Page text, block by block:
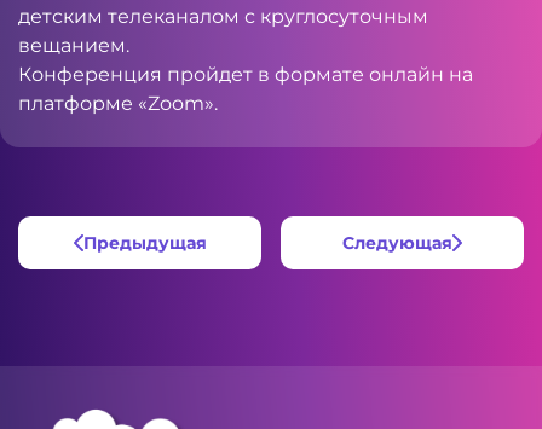
детским телеканалом с круглосуточным
вещанием.
Конференция пройдет в формате онлайн на
платформе «Zoom».
Предыдущая Следующая